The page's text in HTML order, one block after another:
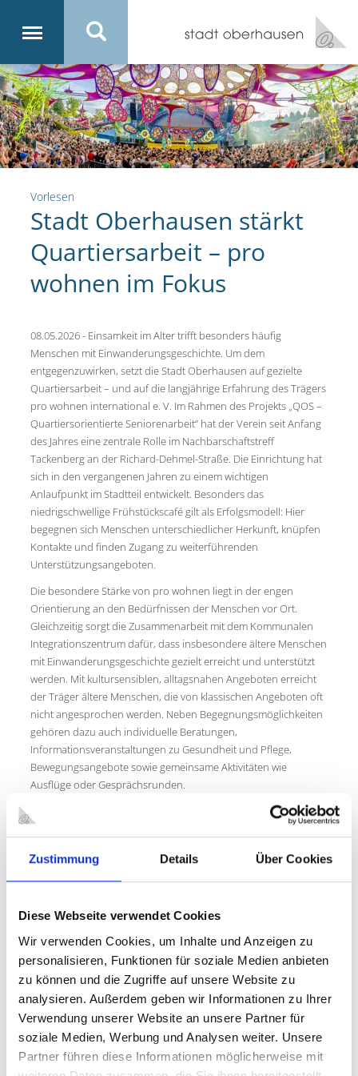
Zustimmung Details Über Cookies
Diese Webseite verwendet Cookies
Wir verwenden Cookies, um Inhalte und Anzeigen zu
personalisieren, Funktionen für soziale Medien anbieten
zu können und die Zugriffe auf unsere Website zu
analysieren. Außerdem geben wir Informationen zu Ihrer
Verwendung unserer Website an unsere Partner für
soziale Medien, Werbung und Analysen weiter. Unsere
Partner führen diese Informationen möglicherweise mit
Vorlesen
Stadt Oberhausen stärkt
Quartiersarbeit – pro
wohnen im Fokus
08.05.2026 - Einsamkeit im Alter trifft besonders häufig
Menschen mit Einwanderungsgeschichte. Um dem
entgegenzuwirken, setzt die Stadt Oberhausen auf gezielte
Quartiersarbeit – und auf die langjährige Erfahrung des Trägers
pro wohnen international e. V. Im Rahmen des Projekts „QOS –
Quartiersorientierte Seniorenarbeit“ hat der Verein seit Anfang
des Jahres eine zentrale Rolle im Nachbarschaftstreff
Tackenberg an der Richard-Dehmel-Straße. Die Einrichtung hat
sich in den vergangenen Jahren zu einem wichtigen
Anlaufpunkt im Stadtteil entwickelt. Besonders das
niedrigschwellige Frühstückscafé gilt als Erfolgsmodell: Hier
begegnen sich Menschen unterschiedlicher Herkunft, knüpfen
Kontakte und finden Zugang zu weiterführenden
Unterstützungsangeboten.
Die besondere Stärke von pro wohnen liegt in der engen
Orientierung an den Bedürfnissen der Menschen vor Ort.
Gleichzeitig sorgt die Zusammenarbeit mit dem Kommunalen
Integrationszentrum dafür, dass insbesondere ältere Menschen
mit Einwanderungsgeschichte gezielt erreicht und unterstützt
werden. Mit kultursensiblen, alltagsnahen Angeboten erreicht
der Träger ältere Menschen, die von klassischen Angeboten oft
nicht angesprochen werden. Neben Begegnungsmöglichkeiten
gehören dazu auch individuelle Beratungen,
Informationsveranstaltungen zu Gesundheit und Pflege,
Bewegungsangebote sowie gemeinsame Aktivitäten wie
Ausflüge oder Gesprächsrunden.